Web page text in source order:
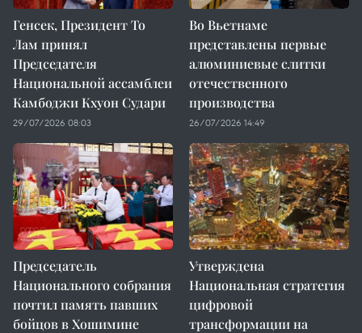
Генсек, Президент То
Лам принял
Председателя
Национальной ассамблеи
Камбоджи Кхуон Судари
29/07/2026 08:03
Во Вьетнаме
представлены первые
алюминиевые слитки
отечественного
производства
26/07/2026 14:49
Председатель
Национального собрания
почтил память павших
бойцов в Хошимине
Утверждена
Национальная стратегия
цифровой
трансформации на